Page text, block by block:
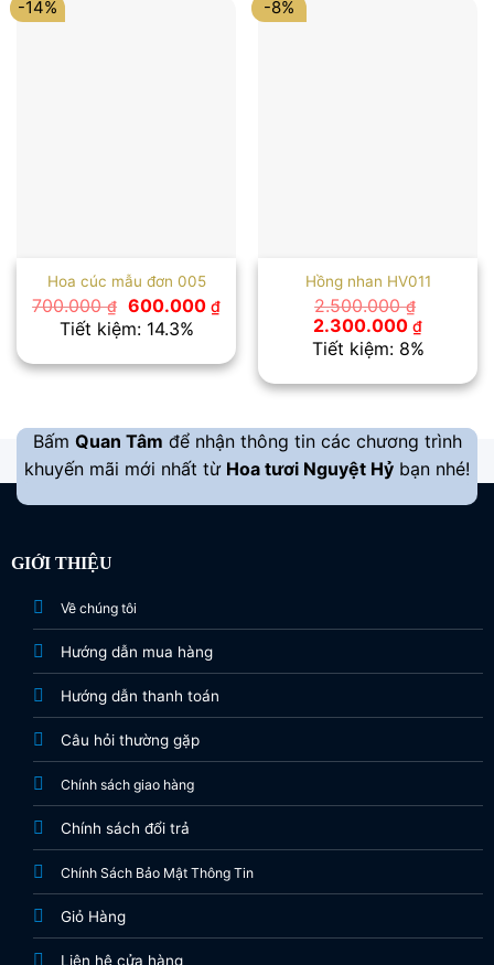
-14%
Hoa cúc mẫu đơn 005
700.000₫ Giá
gốc
là:
600.000 ₫Giá
hiện
là:
600.000 ₫.
Tiết kiệm: 14.3%
-8%
Hồng nhan HV011
2.500.000₫
Giá
gốc
là:
2.300.000 ₫Giá
hiện
tại
Tiết kiệm: 8%
Bấm Quan Tâm để nhận thông tin các chương trình
khuyến mãi mới nhất từ Hoa tươi Nguyệt Hỷ bạn nhé!
GIỚI THIỆU
Về chúng tôi
Hướng dẫn mua hàng
Hướng dẫn thanh toán
Câu hỏi thường gặp
Chính sách giao hàng
Chính sách đổi trả
Chính Sách Bảo Mật Thông Tin
Giỏ Hàng
Liên hệ cửa hàng